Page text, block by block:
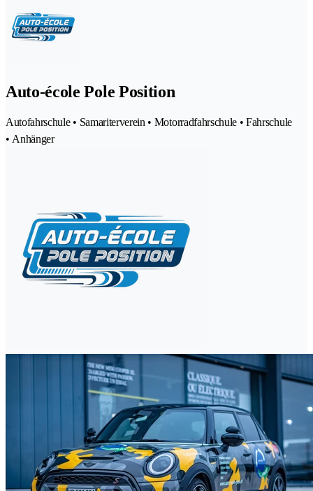
Auto-école Pole Position
Autofahrschule • Samariterverein • Motorradfahrschule • Fahrschule
• Anhänger